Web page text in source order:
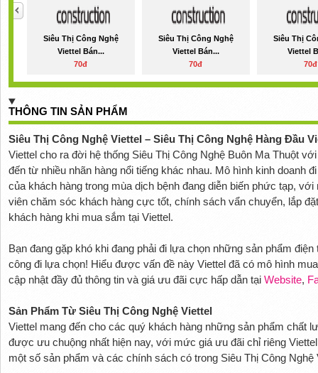
Siêu Thị Công Nghệ
Viettel Bán...
70đ
Siêu Thị Công Nghệ
Viettel Bán...
70đ
Siêu Thị
Viettel
70đ
THÔNG TIN SẢN PHẨM
Siêu Thị Công Nghệ Viettel – Siêu Thị Công Nghệ Hàng Đầu
Viettel cho ra đời hệ thống Siêu Thị Công Nghệ Buôn Ma Thuột
đến từ nhiều nhãn hàng nổi tiếng khác nhau. Mô hình kinh doanh
của khách hàng trong mùa dịch bệnh đang diễn biến phức tạp,
viên chăm sóc khách hàng cực tốt, chính sách vẩn chuyển, lắp
khách hàng khi mua sắm tại Viettel.
Bạn đang gặp khó khi đang phải đi lựa chọn những sản phẩm
công đi lựa chọn! Hiểu được vấn đề này Viettel đã có mô hình
cập nhật đầy đủ thông tin và giá ưu đãi cực hấp dẫn tại Website,
Sản Phẩm Từ Siêu Thị Công Nghệ Viettel
Viettel mang đến cho các quý khách hàng những sản phẩm chất
được ưu chuộng nhất hiện nay, với mức giá ưu đãi chỉ riêng
một số sản phẩm và các chính sách có trong Siêu Thị Công